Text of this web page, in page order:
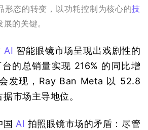
形态的转变，以功耗控制为核心的技
的关键。
AI 智能眼镜市场呈现出戏剧性的
的总销量实现 216% 的同比增
发现，Ray Ban Meta 以 52.8
市场主导地位。
国 AI 拍照眼镜市场的矛盾：尽管